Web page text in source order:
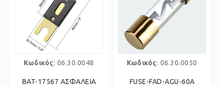
Κωδικός: 06.30.0048
BAT-17567 ΑΣΦΑΛΕΙΑ
Κωδικός: 06.30.0050
FUSE-FAD-AGU-60A